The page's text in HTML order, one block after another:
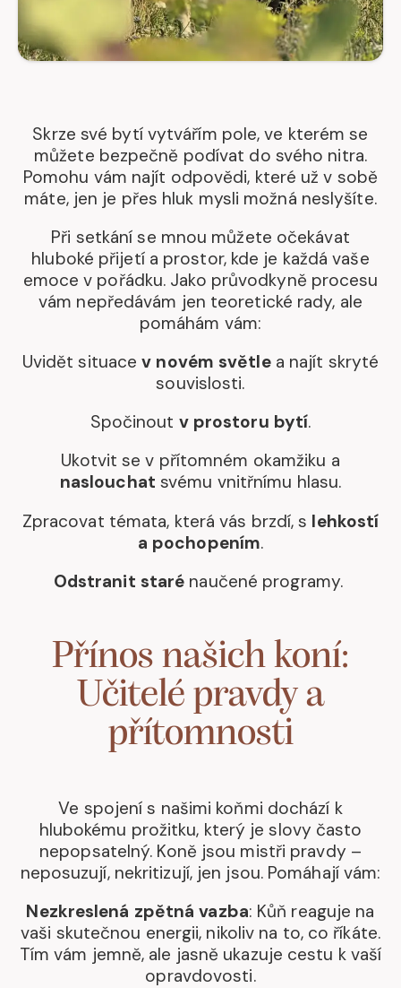
Skrze své bytí vytvářím pole, ve kterém se
můžete bezpečně podívat do svého nitra.
Pomohu vám najít odpovědi, které už v sobě
máte, jen je přes hluk mysli možná neslyšíte.
Při setkání se mnou můžete očekávat
hluboké přijetí a prostor, kde je každá vaše
emoce v pořádku. Jako průvodkyně procesu
vám nepředávám jen teoretické rady, ale
pomáhám vám:
Uvidět situacev novém světlea najít skryté
souvislosti.
Spočinout v prostoru bytí.
Ukotvit se v přítomném okamžiku a
naslouchat svému vnitřnímu hlasu.
Zpracovat témata, která vás brzdí, s lehkostí
a pochopením.
Odstranit staré naučené programy.
Přínos našich koní:
Učitelé pravdy a
přítomnosti
Ve spojení s našimi koňmi dochází k
hlubokému prožitku, který je slovy často
nepopsatelný. Koně jsou mistři pravdy –
neposuzují, nekritizují, jen jsou. Pomáhají vám:
Nezkreslená zpětná vazba: Kůň reaguje na
vaši skutečnou energii, nikoliv na to, co říkáte.
Tím vám jemně, ale jasně ukazuje cestu k vaší
opravdovosti.